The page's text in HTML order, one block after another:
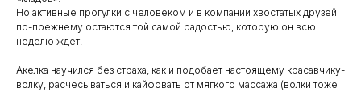
Но активные прогулки с человеком и в компании хвостатых друзей
по-прежнему остаются той самой радостью, которую он всю
неделю ждет!
Акелка научился без страха, как и подобает настоящему красавчику-
волку, расчесываться и кайфовать от мягкого массажа (волки тоже